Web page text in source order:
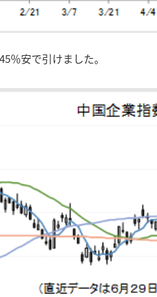
％安で引けました。